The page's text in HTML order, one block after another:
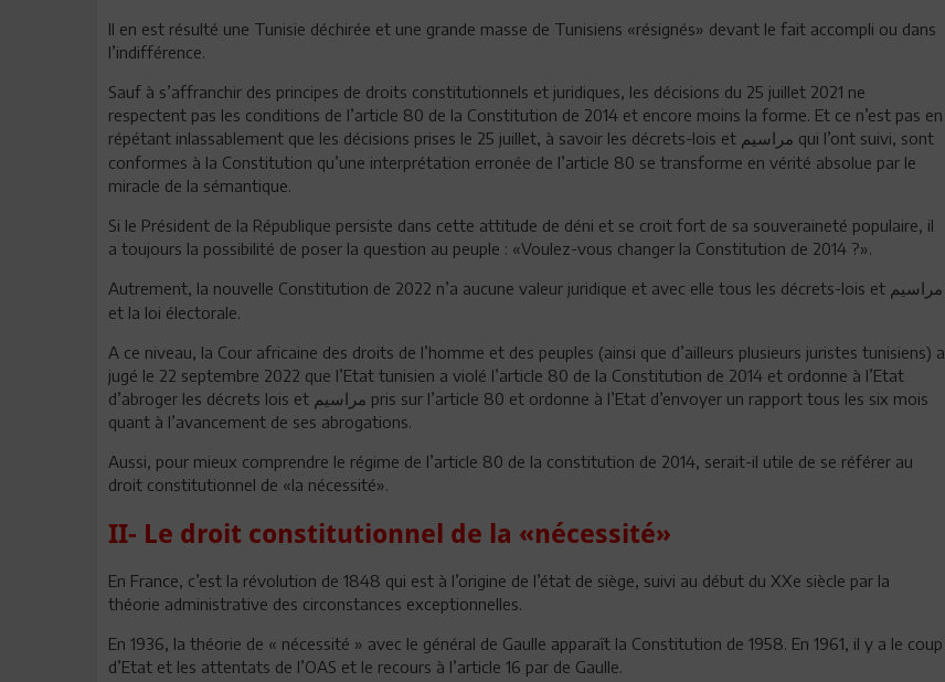
Il en est résulté une Tunisie déchirée et une grande masse de Tunisiens «résignés» devant le fait accompli ou dans
l’indifférence.
Sauf à s’affranchir des principes de droits constitutionnels et juridiques, les décisions du 25 juillet 2021 ne
respectent pas les conditions de l’article 80 de la Constitution de 2014 et encore moins la forme. Et ce n’est pas en
répétant inlassablement que les décisions prises le 25 juillet, à savoir les décrets-lois et مراسيم qui l’ont suivi, sont
conformes à la Constitution qu’une interprétation erronée de l’article 80 se transforme en vérité absolue par le
miracle de la sémantique.
Si le Président de la République persiste dans cette attitude de déni et se croit fort de sa souveraineté populaire, il
a toujours la possibilité de poser la question au peuple : «Voulez-vous changer la Constitution de 2014 ?».
Autrement, la nouvelle Constitution de 2022 n’a aucune valeur juridique et avec elle tous les décrets-lois et مراسيم
et la loi électorale.
A ce niveau, la Cour africaine des droits de l’homme et des peuples (ainsi que d’ailleurs plusieurs juristes tunisiens) a
jugé le 22 septembre 2022 que l’Etat tunisien a violé l’article 80 de la Constitution de 2014 et ordonne à l’Etat
d’abroger les décrets lois et مراسيم pris sur l’article 80 et ordonne à l’Etat d’envoyer un rapport tous les six mois
quant à l’avancement de ses abrogations.
Aussi, pour mieux comprendre le régime de l’article 80 de la constitution de 2014, serait-il utile de se référer au
droit constitutionnel de «la nécessité».
II- Le droit constitutionnel de la «nécessité»
En France, c’est la révolution de 1848 qui est à l’origine de l’état de siège, suivi au début du XXe siècle par la
théorie administrative des circonstances exceptionnelles.
En 1936, la théorie de « nécessité » avec le général de Gaulle apparaît la Constitution de 1958. En 1961, il y a le coup
d’Etat et les attentats de l’OAS et le recours à l’article 16 par de Gaulle.